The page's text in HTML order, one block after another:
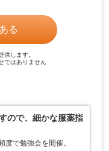
る
供します。
ではありません
ので、細かな服薬指
で勉強会を開催。